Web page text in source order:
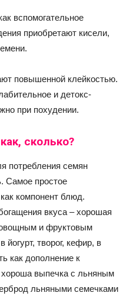
вспомогательное
приобретают кисели,
повышенной клейкостью.
и детокс-
при похудении.
сколько?
потребления семян
Самое простое
компонент блюд.
вкуса – хорошая
и фруктовым
творог, кефир, в
как дополнение к
выпечка с льняным
льняными семечками